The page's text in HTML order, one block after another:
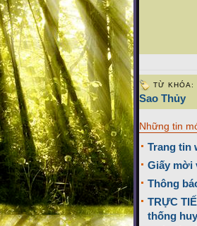
TỪ KHÓA:
Sao Thủy
Những tin
Trang tin
Giấy mời
Thông
TRỰC
thống